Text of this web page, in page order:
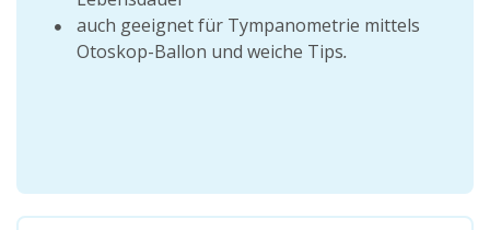
auch geeignet für Tympanometrie mittels
Otoskop-Ballon und weiche Tips.